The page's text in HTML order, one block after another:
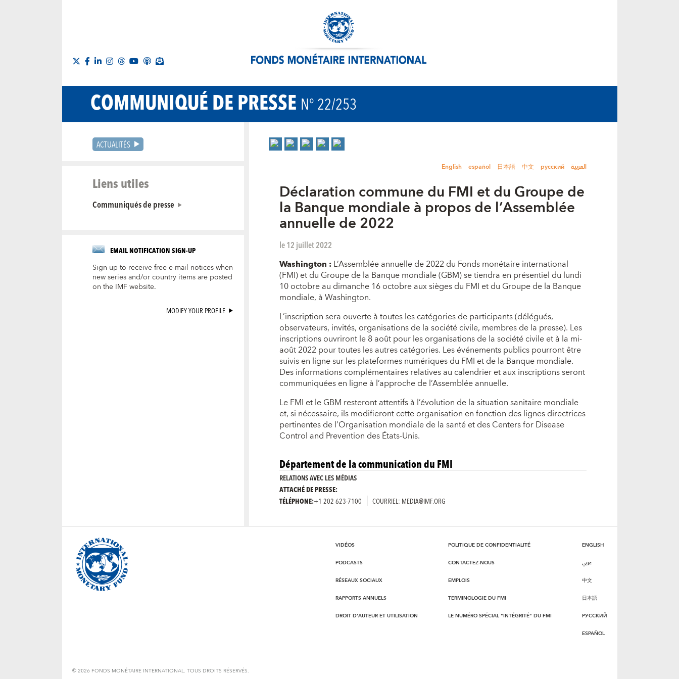
COMMUNIQUÉ DE PRESSE N° 22/253
ACTUALITÉS
Liens utiles
Communiqués de presse
EMAIL NOTIFICATION SIGN-UP
Sign up to receive free e-mail notices when
new series and/or country items are posted
on the IMF website.
MODIFY YOUR PROFILE
English español 日本語 中文 русский العربية
Déclaration commune du FMI et du Groupe de
la Banque mondiale à propos de l’Assemblée
annuelle de 2022
le 12 juillet 2022
Washington :L’Assemblée annuelle de 2022 du Fonds monétaire international
(FMI) et du Groupe de la Banque mondiale (GBM) se tiendra en présentiel du lundi
10 octobre au dimanche 16 octobre aux sièges du FMI et du Groupe de la Banque
mondiale, à Washington.
L’inscription sera ouverte à toutes les catégories de participants (délégués,
observateurs, invités, organisations de la société civile, membres de la presse). Les
inscriptions ouvriront le 8 août pour les organisations de la société civile et à la mi-
août 2022 pour toutes les autres catégories. Les événements publics pourront être
suivis en ligne sur les plateformes numériques du FMI et de la Banque mondiale.
Des informations complémentaires relatives au calendrier et aux inscriptions seront
communiquées en ligne à l’approche de l’Assemblée annuelle.
Le FMI et le GBM resteront attentifs à l’évolution de la situation sanitaire mondiale
et, si nécessaire, ils modifieront cette organisation en fonction des lignes directrices
pertinentes de l’Organisation mondiale de la santé et des Centers for Disease
Control and Prevention des États-Unis.
Département de la communication du FMI
RELATIONS AVEC LES MÉDIAS
ATTACHÉ DE PRESSE:
TÉLÉPHONE:+1 202 623-7100 COURRIEL: MEDIA@IMF.ORG
VIDÉOS
PODCASTS
RÉSEAUX SOCIAUX
RAPPORTS ANNUELS
DROIT D'AUTEUR ET UTILISATION
POLITIQUE DE CONFIDENTIALITÉ
CONTACTEZ-NOUS
EMPLOIS
TERMINOLOGIE DU FMI
LE NUMÉRO SPÉCIAL "INTÉGRITÉ" DU FMI
ENGLISH
عربي
中文
日本語
РУССКИЙ
ESPAÑOL
© 2026 FONDS MONÉTAIRE INTERNATIONAL. TOUS DROITS RÉSERVÉS.